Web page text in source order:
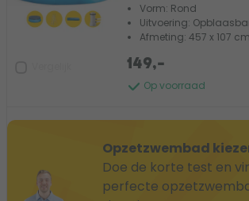
Vorm: Rond
Uitvoering:
Afmeting: 457 x 107
Op voorraad
149,-
Opzetzwembad
Doe de korte test en
perfecte